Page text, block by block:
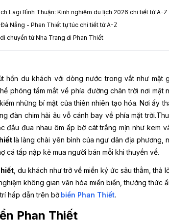
Lagi Bình Thuận: Kinh nghiệm du lịch 2026 chi tiết từ A-Z
Nẵng - Phan Thiết tự túc chi tiết từ A-Z
chuyển từ Nha Trang đi Phan Thiết
hồn du khách với dòng nước trong vắt như mặt
phóng tầm mắt về phía đường chân trời nơi mặt
những bí mật của thiên nhiên tạo hóa. Nơi ấy
đàn chim hải âu vỗ cánh bay về phía mặt
đầu đua nhau ôm ấp bờ cát trắng mịn như kem
là làng chài yên bình của ngư dân địa phương,
cá tấp nập kẻ mua người bán mỗi khi thuyền về.
, du khách như trở về miền ký ức sâu thẳm, thả
không gian văn hóa miền biển, thưởng thức
hấp dẫn trên bờ biển Phan Thiết.
Phan Thiết